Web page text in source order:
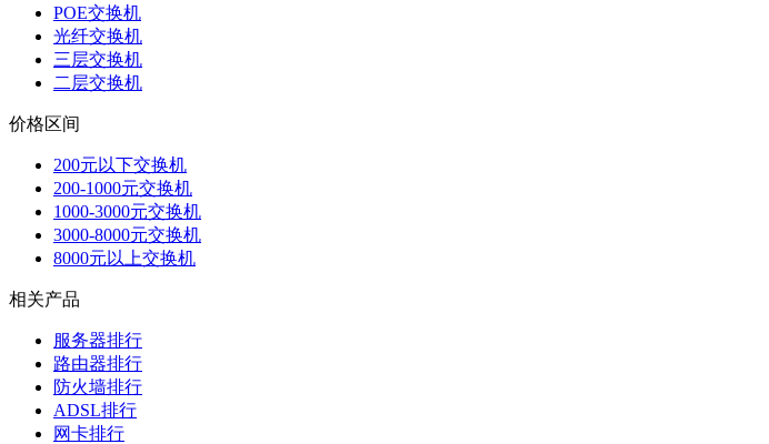
POE交换机
光纤交换机
三层交换机
二层交换机
价格区间
200元以下交换机
200-1000元交换机
1000-3000元交换机
3000-8000元交换机
8000元以上交换机
相关产品
服务器排行
路由器排行
防火墙排行
ADSL排行
网卡排行